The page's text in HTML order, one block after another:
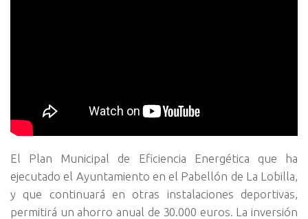
El Plan Municipal de Eficiencia Energética que ha
ejecutado el Ayuntamiento en el Pabellón de La Lobilla,
y que continuará en otras instalaciones deportivas,
permitirá un ahorro anual de 30.000 euros. La inversión